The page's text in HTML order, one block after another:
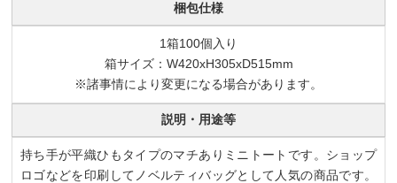
梱包仕様
1箱100個入り
箱サイズ：W420xH305xD515mm
※諸事情により変更になる場合があります。
説明・用途等
持ち手が平織ひもタイプのマチありミニトートです。ショップ
ロゴなどを印刷してノベルティバッグとして人気の商品です。